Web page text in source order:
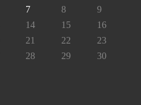
7 8
9
14 15
16
21 22
23
28 29
30